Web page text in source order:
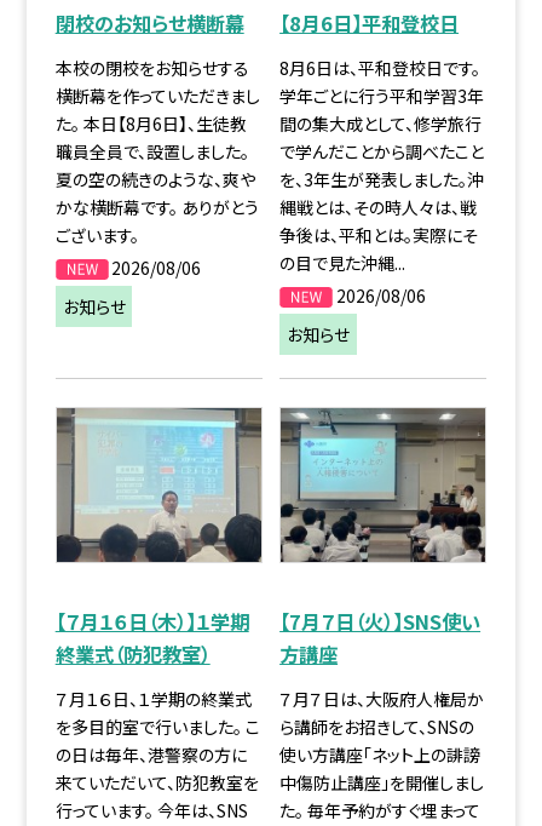
閉校のお知らせ横断幕
本校の閉校をお知らせする
横断幕を作っていただきまし
た。 本日【8月6日】、生徒教
職員全員で、設置しました。
夏の空の続きのような、爽や
かな横断幕です。 ありがとう
ございます。
2026/08/06
お知らせ
【8月6日】平和登校日
8月6日は、平和登校日です。
学年ごとに行う平和学習3年
間の集大成として、修学旅行
で学んだことから調べたこと
を、3年生が発表しました。沖
縄戦とは、その時人々は、戦
争後は、平和とは。実際にそ
の目で見た沖縄...
2026/08/06
お知らせ
【７月１６日（木）】１学期
終業式（防犯教室）
７月１６日、１学期の終業式
を多目的室で行いました。 こ
の日は毎年、港警察の方に
来ていただいて、防犯教室を
行っています。 今年は、SNS
【7月７日（火）】SNS使い
方講座
７月７日は、大阪府人権局か
ら講師をお招きして、SNSの
使い方講座「ネット上の誹謗
中傷防止講座」を開催しまし
た。 毎年予約がすぐ埋まって